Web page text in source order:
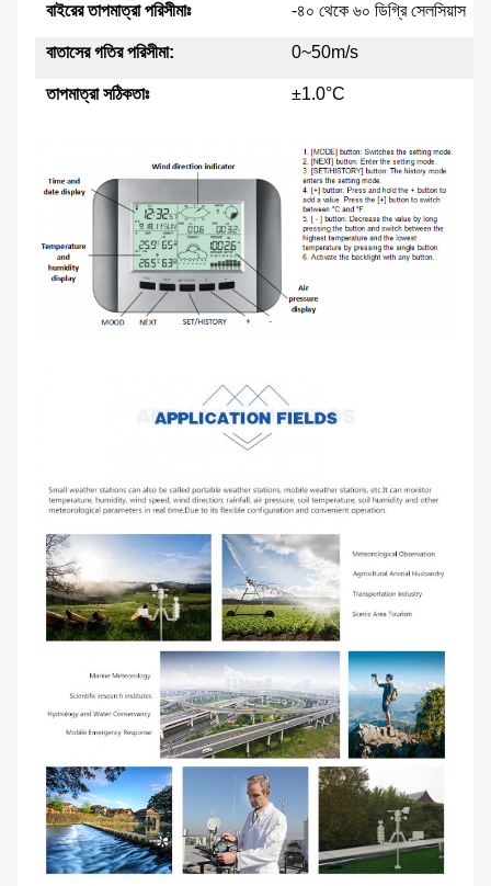
বাইরের তাপমাত্রা পরিসীমাঃ -৪০ থেকে ৬০ ডিগ্রি সেলসিয়াস
বাতাসের গতির পরিসীমা: 0~50m/s
তাপমাত্রা সঠিকতাঃ ±1.0°C